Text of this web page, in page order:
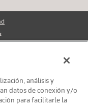
reservados 2026
análisis y
datos de conexión y/o
para facilitarle la